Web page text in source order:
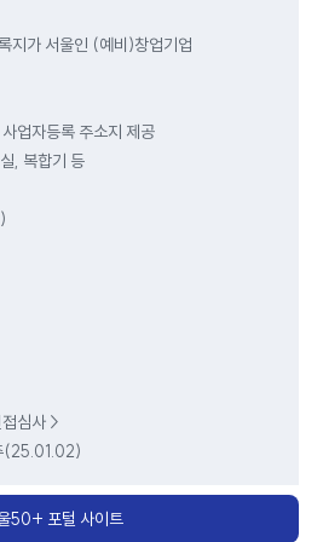
- 서울 거주 또는 사업자 등록지가 서울인 (예비)창업기업
업자등록 주소지 제공
, 복합기 등
심사 >
(25.01.02)
50+ 포털 사이트